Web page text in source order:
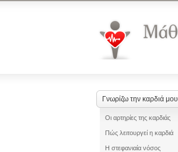
Γνωρίζω την καρδιά μου
Οι αρτηρίες της καρδιάς
Πώς λειτουργεί η καρδιά
Η στεφανιαία νόσος